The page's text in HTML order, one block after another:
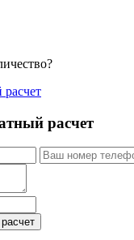
расчет
расчет